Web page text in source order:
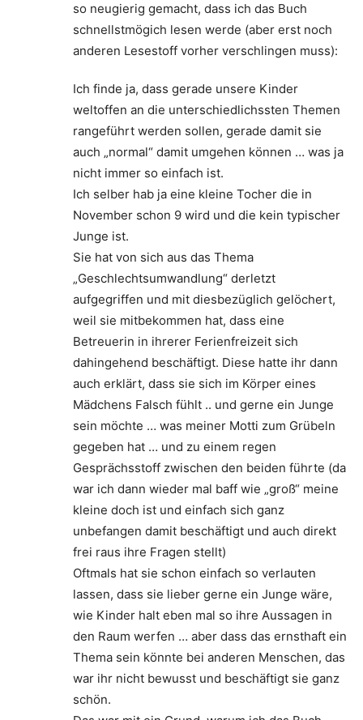
so neugierig gemacht, dass ich das Buch
schnellstmögich lesen werde (aber erst noch
anderen Lesestoff vorher verschlingen muss):
Ich finde ja, dass gerade unsere Kinder
weltoffen an die unterschiedlichssten Themen
rangeführt werden sollen, gerade damit sie
auch „normal“ damit umgehen können … was ja
nicht immer so einfach ist.
Ich selber hab ja eine kleine Tocher die in
November schon 9 wird und die kein typischer
Junge ist.
Sie hat von sich aus das Thema
„Geschlechtsumwandlung“ derletzt
aufgegriffen und mit diesbezüglich gelöchert,
weil sie mitbekommen hat, dass eine
Betreuerin in ihrerer Ferienfreizeit sich
dahingehend beschäftigt. Diese hatte ihr dann
auch erklärt, dass sie sich im Körper eines
Mädchens Falsch fühlt .. und gerne ein Junge
sein möchte … was meiner Motti zum Grübeln
gegeben hat … und zu einem regen
Gesprächsstoff zwischen den beiden führte (da
war ich dann wieder mal baff wie „groß“ meine
kleine doch ist und einfach sich ganz
unbefangen damit beschäftigt und auch direkt
frei raus ihre Fragen stellt)
Oftmals hat sie schon einfach so verlauten
lassen, dass sie lieber gerne ein Junge wäre,
wie Kinder halt eben mal so ihre Aussagen in
den Raum werfen … aber dass das ernsthaft ein
Thema sein könnte bei anderen Menschen, das
war ihr nicht bewusst und beschäftigt sie ganz
schön.